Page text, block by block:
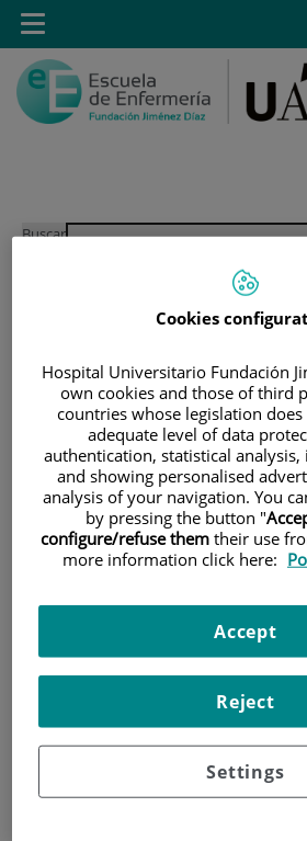
Saltar al contenido
SaltarBuscar
Toggle
navigation
MÁSTER PROPIO POR LA UAM
AVANZADOS DEL PACIENTE EN
REANIMACIÓN Y TRATAMIENTO DEL
MÓDULOS MATERIAS Y
Módulos
asignaturas
Tabla-resumen de
MÓDULO/AISGNATURA
1. ASIGNATURAS OBLIGATORIAS
Fundamentos de la anestesia y
Conceptualización de la anestesia
Cookies
Hospital Universitario Fundación
own cookies and those of third
countries whose legislation
adequate level of data
authentication, statistical
and showing personalised
analysis of your navigation. You
by pressing the button "
configure/refuse them their use
more information click here:
Settings
Reject
Accept